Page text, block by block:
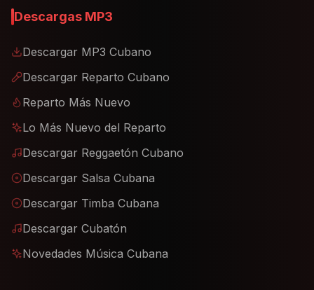
Descargas MP3
Descargar MP3 Cubano
Descargar Reparto Cubano
Reparto Más Nuevo
Lo Más Nuevo del Reparto
Descargar Reggaetón Cubano
Descargar Salsa Cubana
Descargar Timba Cubana
Descargar Cubatón
Novedades Música Cubana